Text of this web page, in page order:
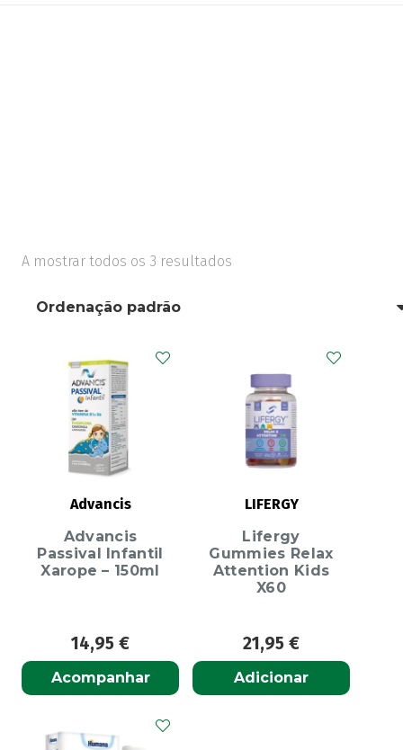
A mostrar todos os 3 resultados
Advancis
Advancis
Passival Infantil
Xarope – 150ml
14,95 €
Acompanhar
LIFERGY
Lifergy
Gummies Relax
Attention Kids
X60
21,95 €
Adicionar